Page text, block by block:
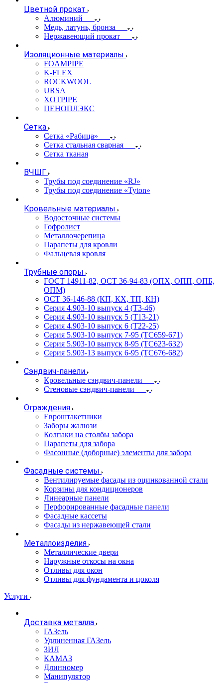
Цветной прокат
Алюминий
Медь, латунь, бронза
Нержавеющий прокат
Изоляционные материалы
FOAMPIPE
K-FLEX
ROCKWOOL
URSA
XOTPIPE
ПЕНОПЛЭКС
Сетка
Сетка «Рабица»
Сетка стальная сварная
Сетка тканая
ВЧШГ
Трубы под соединение «RJ»
Трубы под соединение «Tyton»
Кровельные материалы
Водосточные системы
Гофролист
Металлочерепица
Парапеты для кровли
Фальцевая кровля
Трубные опоры
ГОСТ 14911-82, ОСТ 36-94-83 (ОПХ, ОПП, ОПБ,
ОПМ)
ОСТ 36-146-88 (КП, КХ, ТП, КН)
Серия 4.903-10 выпуск 4 (Т3-46)
Серия 4.903-10 выпуск 5 (Т13-21)
Серия 4.903-10 выпуск 6 (Т22-25)
Серия 5.903-10 выпуск 7-95 (ТС659-671)
Серия 5.903-10 выпуск 8-95 (ТС623-632)
Серия 5.903-13 выпуск 6-95 (ТС676-682)
Сэндвич-панели
Кровельные сэндвич-панели
Стеновые сэндвич-панели
Ограждения
Евроштакетники
Заборы жалюзи
Колпаки на столбы забора
Парапеты для забора
Фасонные (доборные) элементы для забора
Фасадные системы
Вентилируемые фасады из оцинкованной стали
Корзины для кондиционеров
Линеарные панели
Перфорированные фасадные панели
Фасадные кассеты
Фасады из нержавеющей стали
Металлоизделия
Металлические двери
Наружные откосы на окна
Отливы для окон
Отливы для фундамента и цоколя
Услуги
Доставка металла
ГАЗель
Удлиненная ГАЗель
ЗИЛ
КАМАЗ
Длинномер
Манипулятор